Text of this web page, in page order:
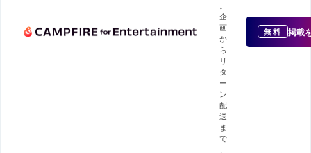
企
画
か
ら
リ
タ
ー
ン
配
送
ま
で
無料 掲載